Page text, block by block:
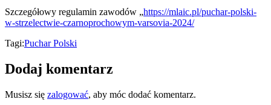
Szczegółowy regulamin zawodów „https://mlaic.pl/puchar-polski-
w-strzelectwie-czarnoprochowym-varsovia-2024/
Tagi:Puchar Polski
Dodaj komentarz
Musisz się zalogować, aby móc dodać komentarz.